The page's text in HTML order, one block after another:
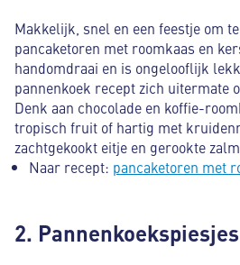
Makkelijk, snel en een feestje om
pancaketoren met roomkaas en
handomdraai en is ongelooflijk
pannenkoek recept zich uitermate
Denk aan chocolade en koffie-
tropisch fruit of hartig met
zachtgekookt eitje en gerookte
Naar recept: pancaketoren met
2. Pannenkoekspiesjes